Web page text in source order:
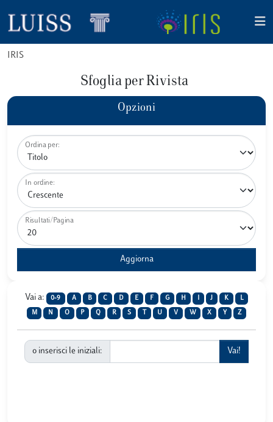
IRIS
Sfoglia per Rivista
Opzioni
Ordina per:
In ordine:
Risultati/Pagina
Vai a: 0-9 A B C D E F G H J K L
M N O P Q R S U V W X Y Z
o inserisci le iniziali: